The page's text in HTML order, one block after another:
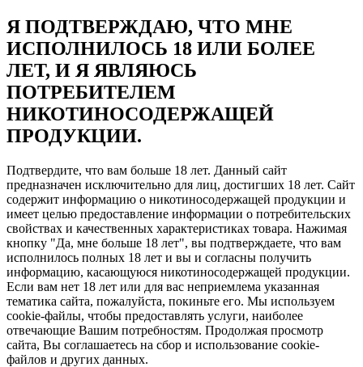
Я ПОДТВЕРЖДАЮ, ЧТО МНЕ
ИСПОЛНИЛОСЬ 18 ИЛИ БОЛЕЕ
ЛЕТ, И Я ЯВЛЯЮСЬ
ПОТРЕБИТЕЛЕМ
НИКОТИНОСОДЕРЖАЩЕЙ
ПРОДУКЦИИ.
Подтвердите, что вам больше 18 лет. Данный сайт
предназначен исключительно для лиц, достигших 18 лет. Сайт
содержит информацию о никотиносодержащей продукции и
имеет целью предоставление информации о потребительских
свойствах и качественных характеристиках товара. Нажимая
кнопку "Да, мне больше 18 лет", вы подтверждаете, что вам
исполнилось полных 18 лет и вы и согласны получить
информацию, касающуюся никотиносодержащей продукции.
Если вам нет 18 лет или для вас неприемлема указанная
тематика сайта, пожалуйста, покиньте его. Мы используем
cookie-файлы, чтобы предоставлять услуги, наиболее
отвечающие Вашим потребностям. Продолжая просмотр
сайта, Вы соглашаетесь на сбор и использование cookie-
файлов и других данных.